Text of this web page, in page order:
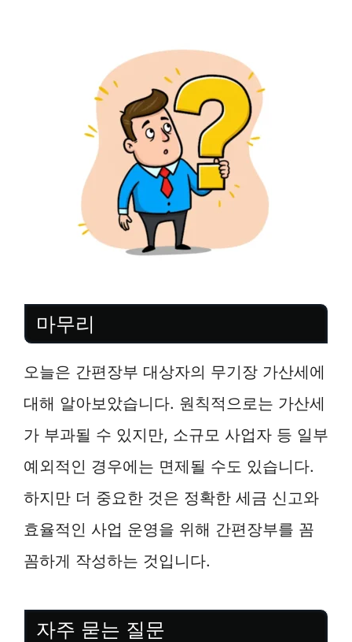
마무리
오늘은 간편장부 대상자의 무기장 가산세에
대해 알아보았습니다. 원칙적으로는 가산세
가 부과될 수 있지만, 소규모 사업자 등 일부
예외적인 경우에는 면제될 수도 있습니다.
하지만 더 중요한 것은 정확한 세금 신고와
효율적인 사업 운영을 위해 간편장부를 꼼
꼼하게 작성하는 것입니다.
자주 묻는 질문